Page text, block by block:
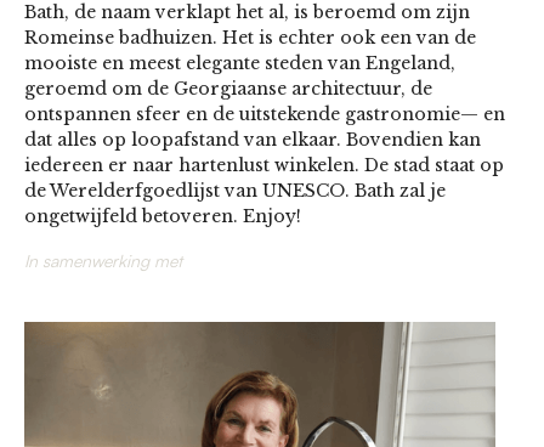
Bath, de naam verklapt het al, is beroemd om zijn
Romeinse badhuizen. Het is echter ook een van de
mooiste en meest elegante steden van Engeland,
geroemd om de Georgiaanse architectuur, de
ontspannen sfeer en de uitstekende gastronomie— en
dat alles op loopafstand van elkaar. Bovendien kan
iedereen er naar hartenlust winkelen. De stad staat op
de Werelderfgoedlijst van UNESCO. Bath zal je
ongetwijfeld betoveren. Enjoy!
In samenwerking met